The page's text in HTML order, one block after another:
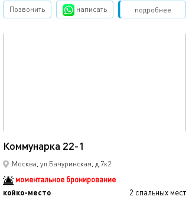
подробнее
Позвонить написать Забронировать
Коммунарка 22-1
Москва, ул.Бачуринская, д.7к2
моментальное бронирование
койко-место
2 спальных мест